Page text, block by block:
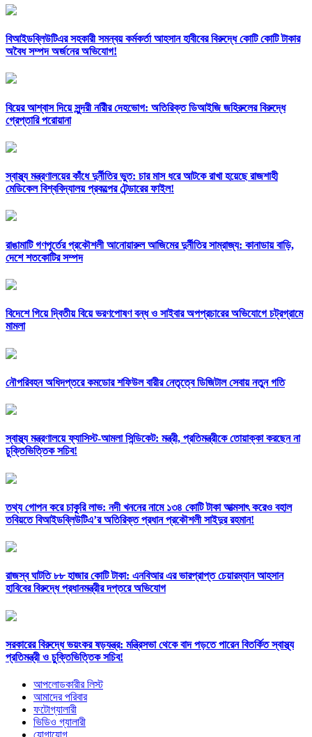
বিআইডব্লিউটিএর সহকারী সমন্বয় কর্মকর্তা আহসান হাবীবের বিরুদ্ধে কোটি কোটি টাকার
অবৈধ সম্পদ অর্জনের অভিযোগ!
বিয়ের আশ্বাস দিয়ে সুন্দরী নরিীর দেহভোগ: অতিরিক্ত ডিআইজি জহিরুলের বিরুদ্ধে
গ্রেপ্তারি পরোয়ানা
স্বাস্থ্য মন্ত্রণালয়ের কাঁধে দুর্নীতির ভুত: চার মাস ধরে আটকে রাখা হয়েছে রাজশাহী
মেডিকেল বিশ্ববিদ্যালয় প্রকল্পের টেন্ডারের ফাইল!
রাঙামাটি গণপূর্তের প্রকৌশলী আনোয়ারুল আজিমের দুর্নীতির সাম্রাজ্য: কানাডায় বাড়ি,
দেশে শতকোটির সম্পদ
বিদেশে গিয়ে দ্বিতীয় বিয়ে ভরণপোষণ বন্ধ ও সাইবার অপপ্রচারের অভিযোগে চট্রগ্রামে
মামলা
নৌপরিবহন অধিদপ্তরে কমডোর শফিউল বারীর নেতৃত্বে ডিজিটাল সেবায় নতুন গতি
স্বাস্থ্য মন্ত্রণালয়ে ফ্যাসিস্ট-আমলা সিন্ডিকেট: মন্ত্রী, প্রতিমন্ত্রীকে তোয়াক্কা করছেন না
চুক্তিভিত্তিক সচিব!
তথ্য গোপন করে চাকুরি লাভ: নদী খননের নামে ১৩৪ কোটি টাকা আত্মসাৎ করেও বহাল
তবিয়তে বিআইডব্লিউটিএ’র অতিরিক্ত প্রধান প্রকৌশলী সাইদুর রহমান!
রাজস্ব ঘাটতি ৮৮ হাজার কোটি টাকা: এনবিআর এর ভারপ্রাপ্ত চেয়ারম্যান আহসান
হাবিবের বিরুদ্ধে প্রধানমন্ত্রীর দপ্তরে অভিযোগ
সরকারের বিরুদ্ধে ভয়ংকর ষড়যন্ত্র: মন্ত্রিসভা থেকে বাদ পড়তে পারেন বিতর্কিত স্বাস্থ্য
প্রতিমন্ত্রী ও চুক্তিভিত্তিক সচিব!
আপলোডকারীর লিস্ট
আমাদের পরিবার
ফটোগ্যালারী
ভিডিও গ্যালারী